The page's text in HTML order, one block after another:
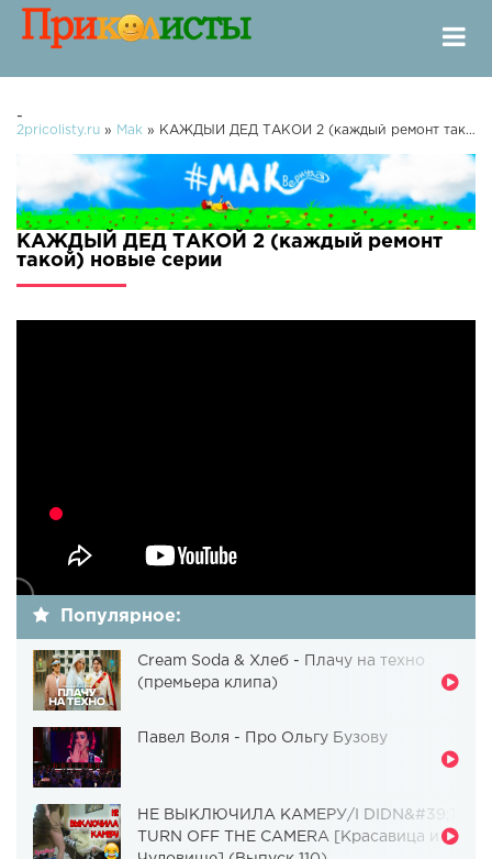
-
2pricolisty.ru » Mak » КАЖДЫЙ ДЕД ТАКОЙ 2 (каждый ремонт такой)
КАЖДЫЙ ДЕД ТАКОЙ 2 (каждый ремонт
такой) новые серии
Популярное:
Cream Soda & Хлеб - Плачу на техно
(премьера клипа)
Павел Воля - Про Ольгу Бузову
НЕ ВЫКЛЮЧИЛА КАМЕРУ/I DIDN&#39;T
TURN OFF THE CAMERA [Красавица и